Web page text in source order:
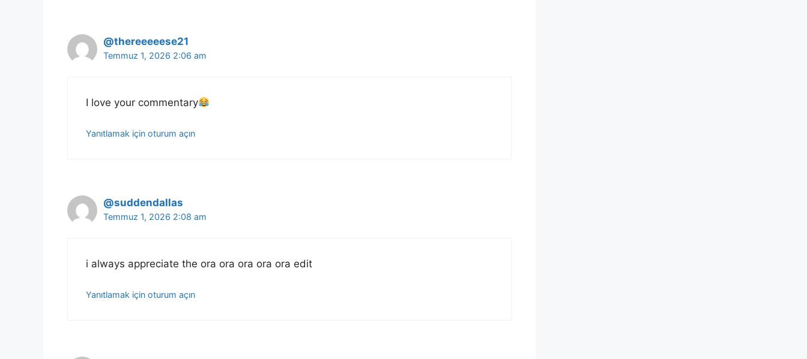
@thereeeeese21
Temmuz 1, 2026 2:06 am
I love your commentary
Yanıtlamak için oturum açın
@suddendallas
Temmuz 1, 2026 2:08 am
i always appreciate the ora ora ora ora ora edit
Yanıtlamak için oturum açın